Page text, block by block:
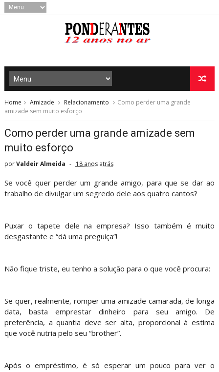
Home Amizade Relacionamento
Como perder uma grande
amizade sem muito esforço
Como perder uma grande amizade sem
muito esforço
porValdeir Almeida 18 anos atrás
Se você quer perder um grande amigo, para que se dar ao
trabalho de divulgar um segredo dele aos quatro cantos?
Puxar o tapete dele na empresa? Isso também é muito
desgastante e “dá uma preguiça”!
Não fique triste, eu tenho a solução para o que você procura:
Se quer, realmente, romper uma amizade camarada, de longa
data, basta emprestar dinheiro para seu amigo. De
preferência, a quantia deve ser alta, proporcional à estima
que você nutria pelo seu “brother”.
Após o empréstimo, é só esperar um pouco para ver o